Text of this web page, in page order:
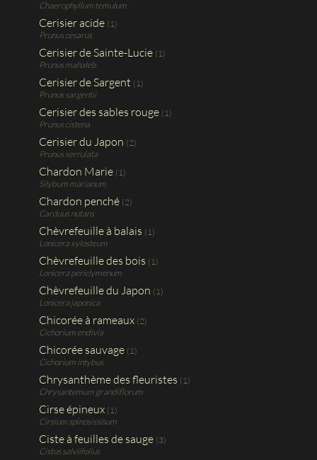
Chaerophyllum temulum
Cerisier acide (1)
Prunus cesarus
Cerisier de Sainte-Lucie (1)
Prunus mahaleb
Cerisier de Sargent (1)
Prunus sargentii
Cerisier des sables rouge (1)
Prunus cistena
Cerisier du Japon (2)
Prunus serrulata
Chardon Marie (1)
Silybum marianum
Chardon penché (2)
Carduus nutans
Chèvrefeuille à balais (1)
Lonicera xylosteum
Chèvrefeuille des bois (1)
Lonicera periclymenum
Chèvrefeuille du Japon (1)
Lonicera japonica
Chicorée à rameaux (2)
Cichorium endivia
Chicorée sauvage (1)
Cichorium intybus
Chrysanthème des fleuristes (1)
Chrysantemum grandiflorum
Cirse épineux (1)
Cirsium spinosissisum
Ciste à feuilles de sauge (3)
Cistus salviifolius